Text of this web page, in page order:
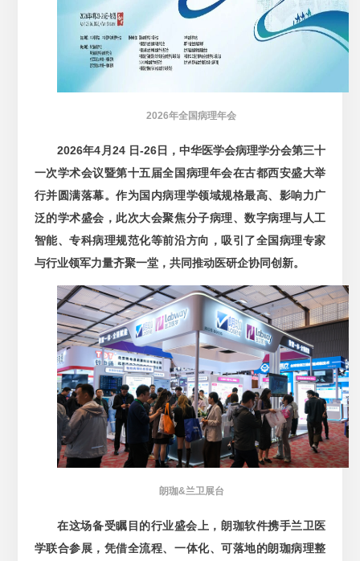
2026年全国病理年会
2026年4月24 日-26日，中华医学会病理学分会第三十
一次学术会议暨第十五届全国病理年会在古都西安盛大举
行并圆满落幕。作为国内病理学领域规格最高、影响力广
泛的学术盛会，此次大会聚焦分子病理、数字病理与人工
智能、专科病理规范化等前沿方向，吸引了全国病理专家
与行业领军力量齐聚一堂，共同推动医研企协同创新。
朗珈&兰卫展台
在这场备受瞩目的行业盛会上，朗珈软件携手兰卫医
学联合参展，凭借全流程、一体化、可落地的朗珈病理整